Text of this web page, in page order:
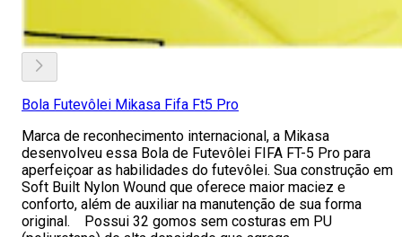
Bola Futevôlei Mikasa Fifa Ft5 Pro
Marca de reconhecimento internacional, a Mikasa
desenvolveu essa Bola de Futevôlei FIFA FT-5 Pro para
aperfeiçoar as habilidades do futevôlei. Sua construção em
Soft Built Nylon Wound que oferece maior maciez e
conforto, além de auxiliar na manutenção de sua forma
original. Possui 32 gomos sem costuras em PU